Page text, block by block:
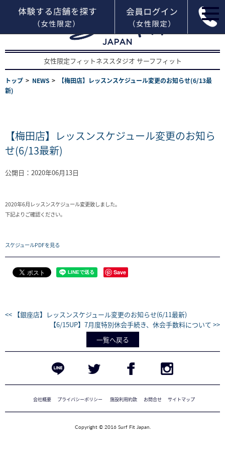
女性限定フィットネススタジオ サーフフィット
トップ NEWS
【梅田店】レッスンスケジュール変更のお知らせ(6/13最
新)
【梅田店】レッスンスケジュール変更のお知ら
せ(6/13最新)
公開日：2020年06月13日
2020年6月レッスンスケジュール変更致しました。
下記よりご確認ください。
スケジュールPDFを見る
Save
<< 【銀座店】レッスンスケジュール変更のお知らせ(6/11最新)
【6/15UP】7月度特別休会手続き、休会手数料について >>
一覧へ戻る
会社概要 プライバシーポリシー 施設利用約款 お問合せ サイトマップ
Copyright © 2016 Surf Fit Japan.